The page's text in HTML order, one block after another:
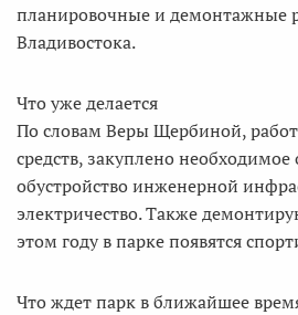
планировочные и демонтажные
Владивостока.
Что уже делается
По словам Веры Щербиной,
средств, закуплено
обустройство инженерной
электричество. Также
этом году в парке появятся
Что ждет парк в ближайшее